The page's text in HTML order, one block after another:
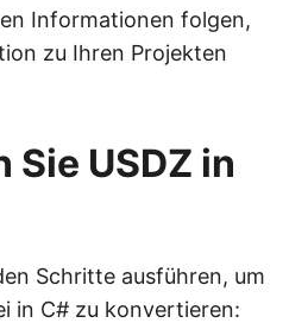
Informationen folgen,
zu Ihren Projekten
USDZ in
Schritte ausführen, um
in C# zu konvertieren: